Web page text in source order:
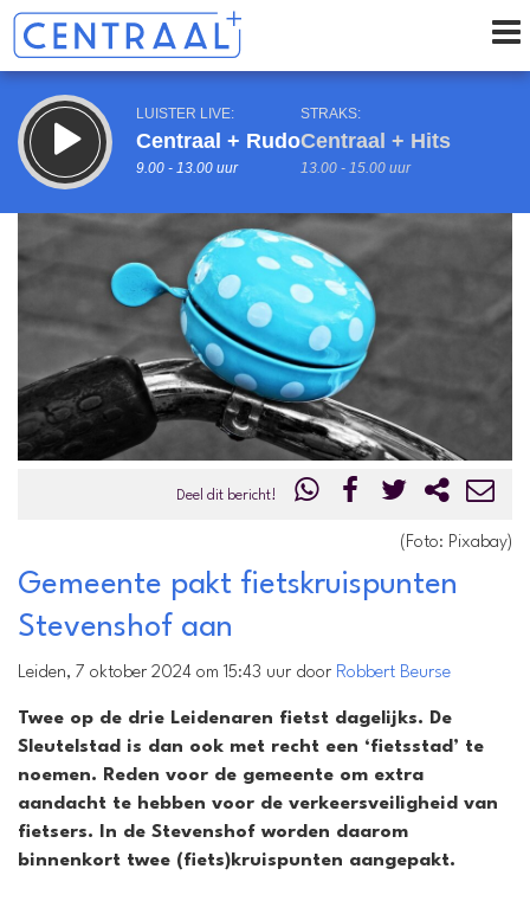
LUISTER LIVE:
Centraal + Rudo
9.00 - 13.00 uur
STRAKS:
Centraal + Hits
13.00 - 15.00 uur
uur 1 van 0
Deel dit bericht!
(Foto: Pixabay)
Gemeente pakt fietskruispunten
Stevenshof aan
Leiden, 7 oktober 2024 om 15:43 uur door Robbert Beurse
Twee op de drie Leidenaren fietst dagelijks. De
Sleutelstad is dan ook met recht een ‘fietsstad’ te
noemen. Reden voor de gemeente om extra
aandacht te hebben voor de verkeersveiligheid van
fietsers. In de Stevenshof worden daarom
binnenkort twee (fiets)kruispunten aangepakt.